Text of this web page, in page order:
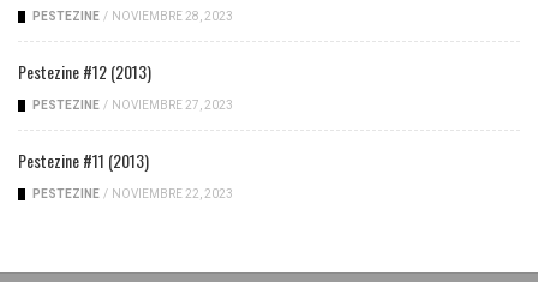
PESTEZINE / NOVIEMBRE 28, 2023
Pestezine #12 (2013)
PESTEZINE / NOVIEMBRE 27, 2023
Pestezine #11 (2013)
PESTEZINE / NOVIEMBRE 22, 2023